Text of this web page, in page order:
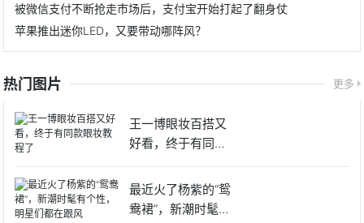
被微信支付不断抢走市场后，支付宝开始打起了翻身仗
苹果推出迷你LED，又要带动哪阵风？
热门图片 更多
王一博眼妆百搭又
好看，终于有同款
最近火了杨紫的“鸳
鸯裙”，新潮时髦有